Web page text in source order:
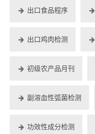
出口食品程序
出口鸡肉检测
初级农产品月刊
副溶血性弧菌检测
功效性成分检测